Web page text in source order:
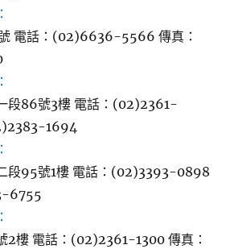
電話：(02)6636-5566 傳真：
段86號3樓 電話：(02)2361-
1694
段95號1樓 電話：(02)3393-0898
6755
2樓 電話：(02)2361-1300 傳真：